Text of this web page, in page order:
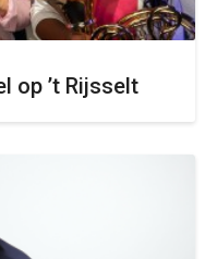
op ’t Rijsselt